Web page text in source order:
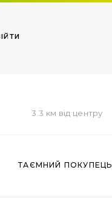
3.3 км від центру
ТАЄМНИЙ ПОКУПЕЦЬ